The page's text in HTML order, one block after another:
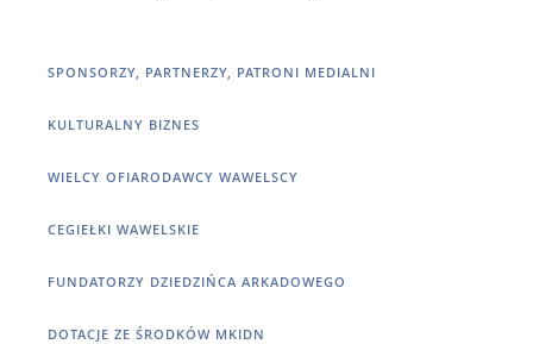
SPONSORZY, PARTNERZY, PATRONI MEDIALNI
KULTURALNY BIZNES
WIELCY OFIARODAWCY WAWELSCY
CEGIEŁKI WAWELSKIE
FUNDATORZY DZIEDZIŃCA ARKADOWEGO
DOTACJE ZE ŚRODKÓW MKIDN